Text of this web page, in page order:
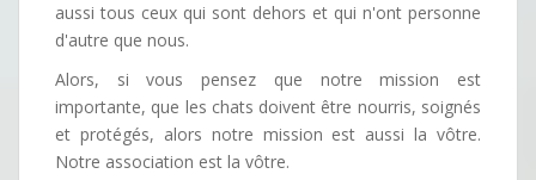
aussi tous ceux qui sont dehors et qui n'ont personne
d'autre que nous.
Alors, si vous pensez que notre mission est
importante, que les chats doivent être nourris, soignés
et protégés, alors notre mission est aussi la vôtre.
Notre association est la vôtre.